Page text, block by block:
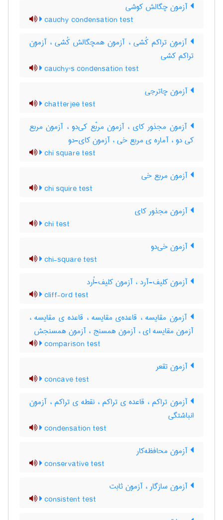
آزمون چگالش کوشی
cauchy condensation test
آزمون تراکم کُشی ، آزمون همچگالش کُشی ، آزمون
تراکم کشی
cauchy's condensation test
آزمون چاترجی
chatterjee test
آزمون مجذور کای ، آزمون مربّع کی‌دو ، آزمون مربع
کی دو ، آماره ی مربع خی ، آزمون کای-دو
chi square test
آزمون مربع خی
chi squire test
آزمون مجذور کای
chi test
آزمون خی‌دو
chi-square test
آزمون کلیف-آرد ، آزمون کلیف-اُرد
cliff-ord test
آزمون مقایسه ، قاعده‌ی مقایسه ، قاعده ی مقایسه ،
آزمون مقایسه ای ، آزمون همسنج ، آزمون همسنجش
comparison test
آزمون تقعر
concave test
آزمون تراکم ، قاعده ی تراکم ، نقطه ی تراکم ، آزمون
انباشتگی
condensation test
آزمون محافظه‌کار
conservative test
آزمون سازگار ، آزمون ثابت
consistent test